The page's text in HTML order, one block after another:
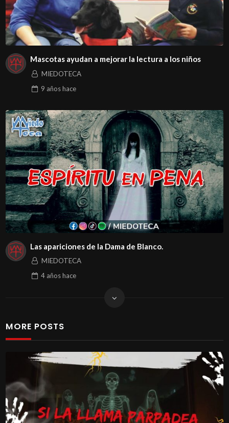
Mascotas ayudan a mejorar la lectura a los niños
MIEDOTECA
9 añoshace
Las apariciones de la Dama de Blanco.
MIEDOTECA
4 añoshace
MORE POSTS